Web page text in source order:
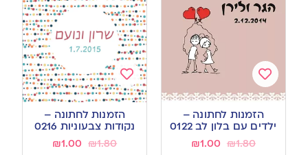
Add
to
wishlist
הזמנות לחתונה –
ילדים עם בלון לב 0122
₪1.80
₪1.00
Add
to
wishlist
הזמנות לחתונה –
נקודות צבעוניות 0216
₪1.80
₪1.00